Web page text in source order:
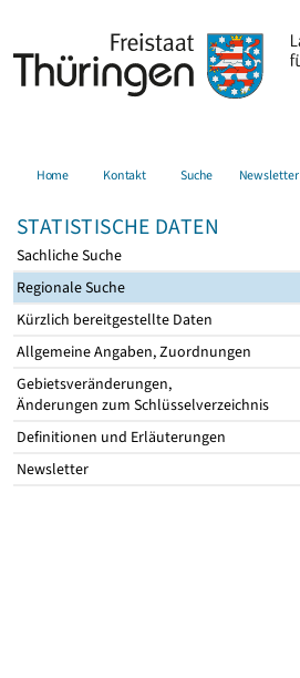
Home Kontakt Suche Newsletter
STATISTISCHE DATEN
Sachliche Suche
Regionale Suche
Kürzlich bereitgestellte Daten
Allgemeine Angaben, Zuordnungen
Gebietsveränderungen,
Änderungen zum Schlüsselverzeichnis
Definitionen und Erläuterungen
Newsletter